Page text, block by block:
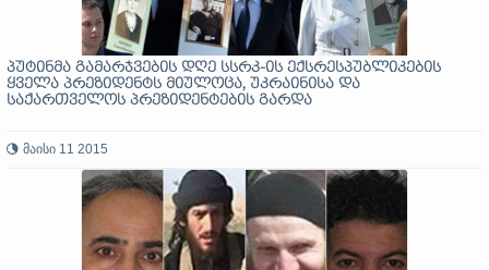
პუტინმა გამარჯვების დღე სსრკ-ის ექსრესპუბლიკების
ყველა პრეზიდენტს მიულოცა, უკრაინისა და
საქართველოს პრეზიდენტების გარდა
მაისი 11 2015